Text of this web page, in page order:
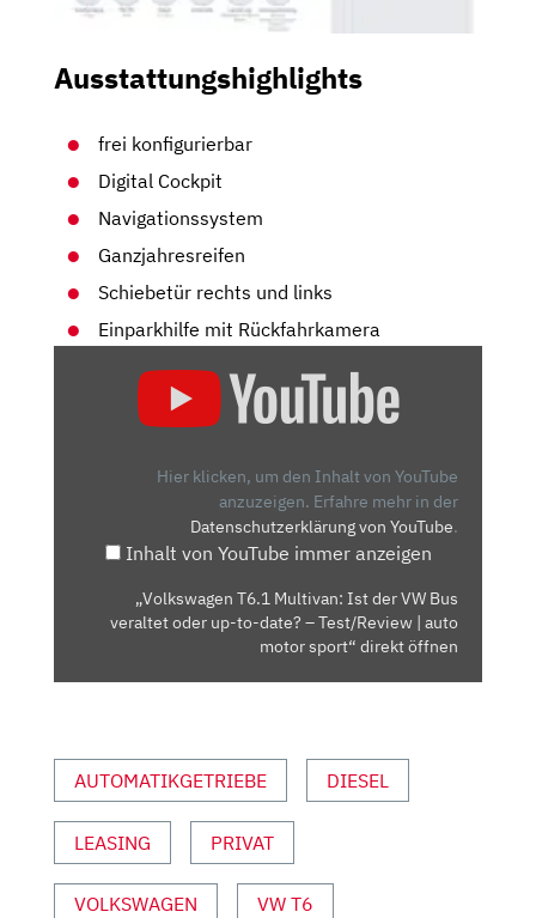
Ausstattungshighlights
frei konfigurierbar
Digital Cockpit
Navigationssystem
Ganzjahresreifen
Schiebetür rechts und links
Einparkhilfe mit Rückfahrkamera
MULTIVAN:
VERALTET
|
AUTO
MOTOR
SPORT“
YOUTUBE
Hier klicken, um den Inhalt von YouTube
anzuzeigen. Erfahre mehr in der
Datenschutzerklärung von YouTube.
Inhalt von YouTube immer anzeigen
„Volkswagen T6.1 Multivan: Ist der VW Bus
veraltet oder up-to-date? – Test/Review | auto
motor sport“ direkt öffnen
AUTOMATIKGETRIEBE DIESEL
LEASING PRIVAT
VOLKSWAGEN VW T6